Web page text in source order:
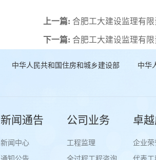
上一篇: 合肥工大建设监理有
下一篇: 合肥工大建设监理有
中华人民共和国住房和城乡建设部 中华
新闻通告
新闻中心
通知公告
公司业务
工程监理
全过程工程咨询
卓
企业荣
代表工